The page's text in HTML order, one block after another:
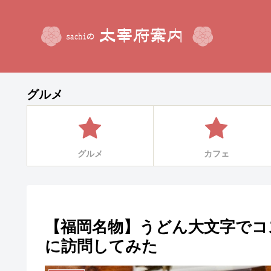
グルメ
グルメ カフェ
【福岡名物】うどん大文字で
に訪問してみた